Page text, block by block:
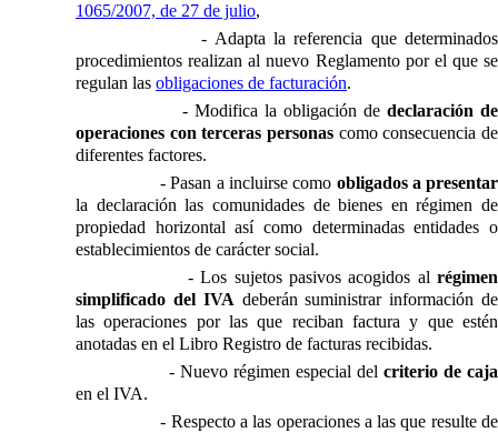
1065/2007, de 27 de julio,
- Adapta la referencia que determinados
procedimientos realizan al nuevo Reglamento por el que se
regulan las obligaciones de facturación.
- Modifica la obligación dedeclaración de
operaciones con terceras personas como consecuencia de
diferentes factores.
- Pasan a incluirse como obligados a presentar
la declaración las comunidades de bienes en régimen de
propiedad horizontal así como determinadas entidades o
establecimientos de carácter social.
- Los sujetos pasivos acogidos al régimen
simplificado del IVA deberán suministrar información de
las operaciones por las que reciban factura y que estén
anotadas en el Libro Registro de facturas recibidas.
- Nuevo régimen especial delcriterio de caja
en el IVA.
- Respecto a las operaciones a las que resulte de